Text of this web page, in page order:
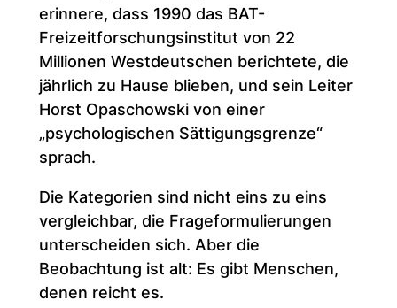
erinnere, dass 1990 das BAT-
Freizeitforschungsinstitut von 22
Millionen Westdeutschen berichtete, die
jährlich zu Hause blieben, und sein Leiter
Horst Opaschowski von einer
„psychologischen Sättigungsgrenze“
sprach.
Die Kategorien sind nicht eins zu eins
vergleichbar, die Frageformulierungen
unterscheiden sich. Aber die
Beobachtung ist alt: Es gibt Menschen,
denen reicht es.